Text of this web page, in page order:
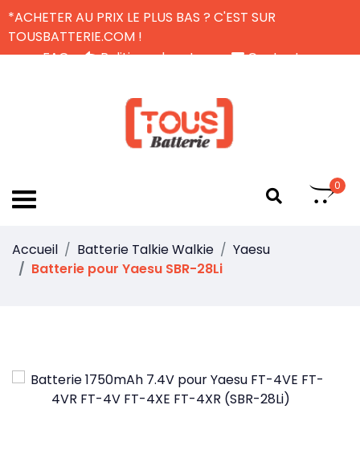
*ACHETER AU PRIX LE PLUS BAS ? C'EST SUR
TOUSBATTERIE.COM !
FAQ
Politique de retour
Contactez-nous
0
Accueil Batterie Talkie Walkie
Yaesu
Batterie pour Yaesu SBR-28Li